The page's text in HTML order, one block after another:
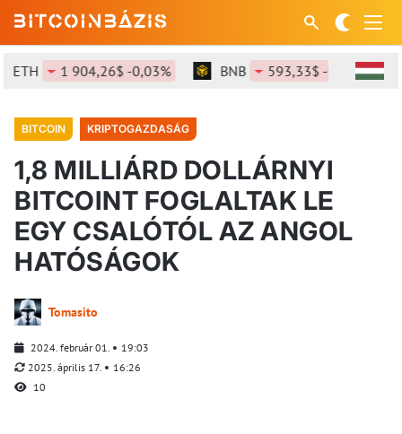
1 904,26$ -0,03% BNB 593,33$ -0,14%
BITCOIN KRIPTOGAZDASÁG
1,8 MILLIÁRD DOLLÁRNYI
BITCOINT FOGLALTAK LE
EGY CSALÓTÓL AZ ANGOL
HATÓSÁGOK
Tomasito
2024. február 01.
19:03
2025. április 17.
16:26
10